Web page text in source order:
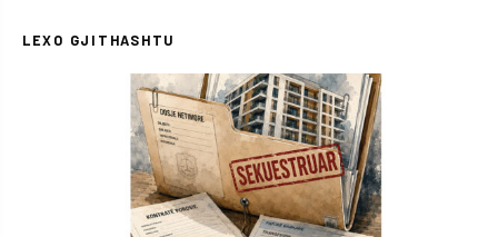
LEXO GJITHASHTU